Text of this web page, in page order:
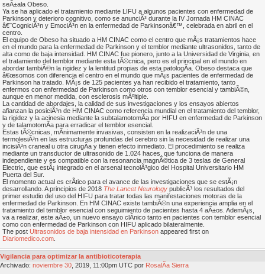
seÃ±ala Obeso.
Ya se ha aplicado el tratamiento mediante LIFU a algunos pacientes con enfermedad de
Parkinson y deterioro cognitivo, como se anunciÃ³ durante la IV Jornada HM CINAC
â€˜CogniciÃ³n y EmociÃ³n en la enfermedad de Parkinsonâ€™, celebrada en abril en el
centro.
El equipo de Obeso ha situado a HM CINAC como el centro que mÃ¡s tratamientos hace
en el mundo para la enfermedad de Parkinson y el temblor mediante ultrasonidos, tanto de
alta como de baja intensidad. HM CINAC fue pionero, junto a la Universidad de Virginia, en
el tratamiento del temblor mediante esta tÃ©cnica, pero es el principal en el mundo en
abordar tambiÃ©n la rigidez y la lentitud propias de esta patologÃ­a. Obeso destaca que
â€œsomos con diferencia el centro en el mundo que mÃ¡s pacientes de enfermedad de
Parkinson ha tratado. MÃ¡s de 125 pacientes ya han recibido el tratamiento, tanto
enfermos con enfermedad de Parkinson como otros con temblor esencial y tambiÃ©n,
aunque en menor medida, con esclerosis mÃºltiple.
La cantidad de abordajes, la calidad de sus investigaciones y los ensayos abiertos
afianzan la posiciÃ³n de HM CINAC como referencia mundial en el tratamiento del temblor,
la rigidez y la acinesia mediante la subtalamotomÃ­a por HIFU en enfermedad de Parkinson
y de talamotomÃ­a para erradicar el temblor esencial.
Estas tÃ©cnicas, mÃ­nimamente invasivas, consisten en la realizaciÃ³n de una
termolesiÃ³n en las estructuras profundas del cerebro sin la necesidad de realizar una
incisiÃ³n craneal u otra cirugÃ­a y tienen efecto inmediato. El procedimiento se realiza
mediante un transductor de ultrasonido de 1.024 haces, que funciona de manera
independiente y es compatible con la resonancia magnÃ©tica de 3 teslas de General
Electric, que estÃ¡ integrado en el arsenal tecnolÃ³gico del Hospital Universitario HM
Puerta del Sur.
El momento actual es crÃ­tico para el avance de las investigaciones que se estÃ¡n
desarrollando. A principios de 2018 The Lancet Neurology publicÃ³ los resultados del
primer estudio del uso del HIFU para tratar todas las manifestaciones motoras de la
enfermedad de Parkinson. En HM CINAC existe tambiÃ©n una experiencia amplia en el
tratamiento del temblor esencial con seguimiento de pacientes hasta 4 aÃ±os. AdemÃ¡s,
va a realizar, este aÃ±o, un nuevo ensayo clÃ­nico tanto en pacientes con temblor esencial
como con enfermedad de Parkinson con HIFU aplicado bilateralmente.
The post Ultrasonidos de baja intensidad en Parkinson appeared first on
Diariomedico.com
Vigilancia para optimizar la antibioticoterapia
Archivado: noviembre 30 , 2019, 11:00pm UTC por RosalÃ­a Sierra